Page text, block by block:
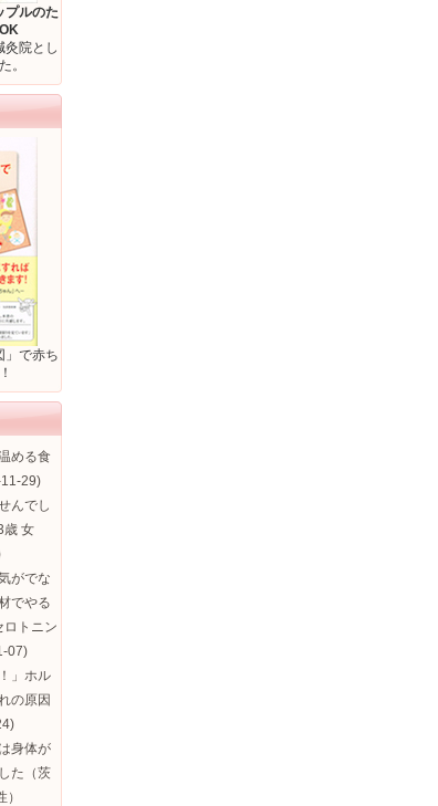
プルのた
灸院とし
。
」で赤ち
める食
29)
んでし
歳 女
がでな
でやる
ロトニン
07)
」ホル
の原因
身体が
た（茨